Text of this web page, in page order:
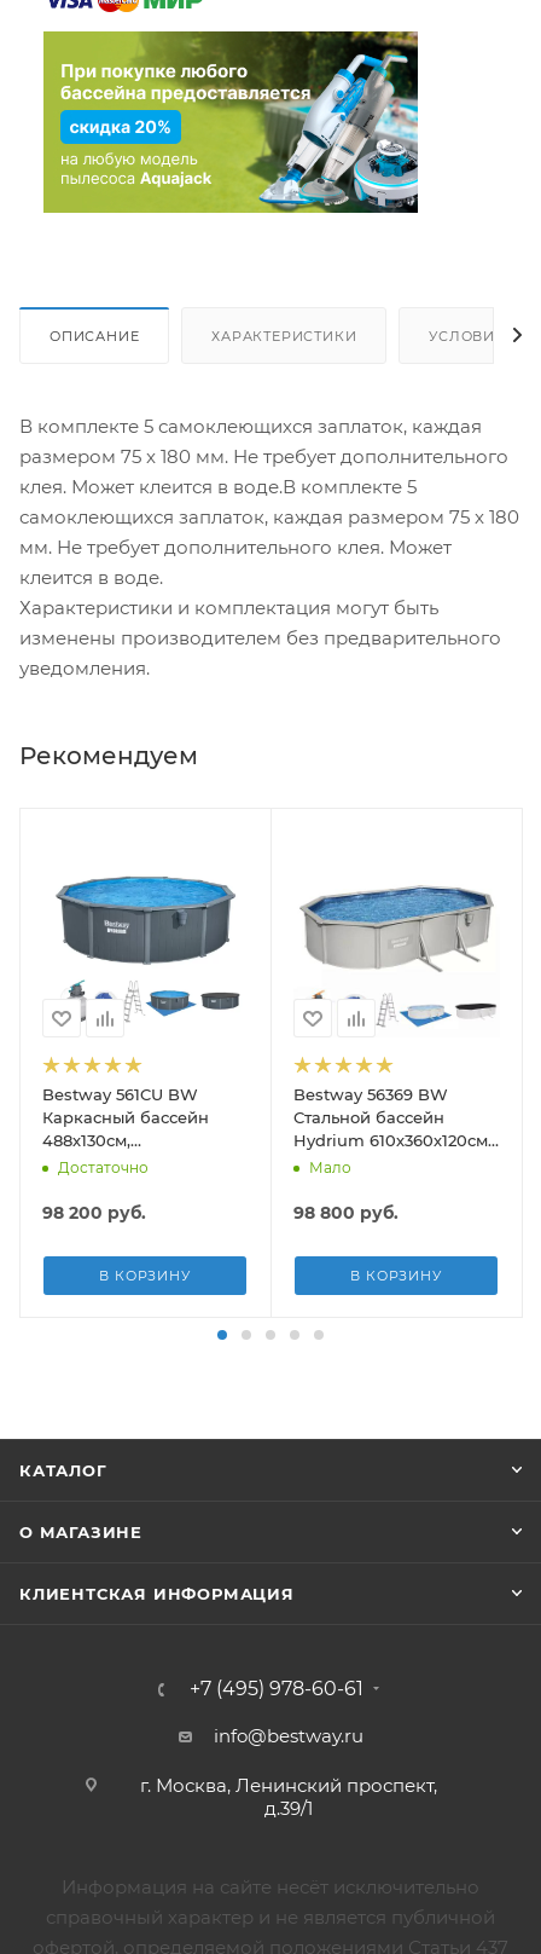
ОПИСАНИЕ ХАРАКТЕРИСТИКИ УСЛОВИЯ
В комплекте 5 самоклеющихся заплаток, каждая
размером 75 x 180 мм. Не требует дополнительного
клея. Может клеится в воде.В комплекте 5
самоклеющихся заплаток, каждая размером 75 x 180
мм. Не требует дополнительного клея. Может
клеится в воде.
Характеристики и комплектация могут быть
изменены производителем без предварительного
уведомления.
Рекомендуем
Bestway 561CU BW
Каркасный бассейн
488х130см,
композитный, 21490л,
лестн, тент, подст, дисп.
Достаточно
98 200 руб.
В КОРЗИНУ
Bestway 56369 BW
Стальной бассейн
Hydrium 610х360х120см,
19929л, песч.фил.-нас
подст.
Мало
98 800 руб.
В КОРЗИНУ
КАТАЛОГ
О МАГАЗИНЕ
КЛИЕНТСКАЯ ИНФОРМАЦИЯ
+7 (495) 978-60-61
info@bestway.ru
г. Москва, Ленинский проспект,
д.39/1
Информация на сайте несёт исключительно
справочный характер и не является публичной
офертой, определяемой положениями Статьи 437